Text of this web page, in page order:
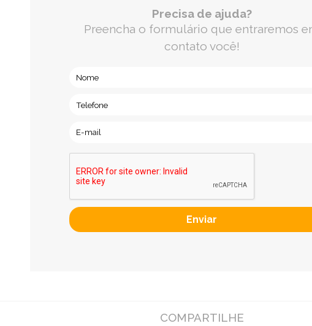
Precisa de ajuda?
Preencha o formulário que entraremos
contato você!
COMPARTILHE